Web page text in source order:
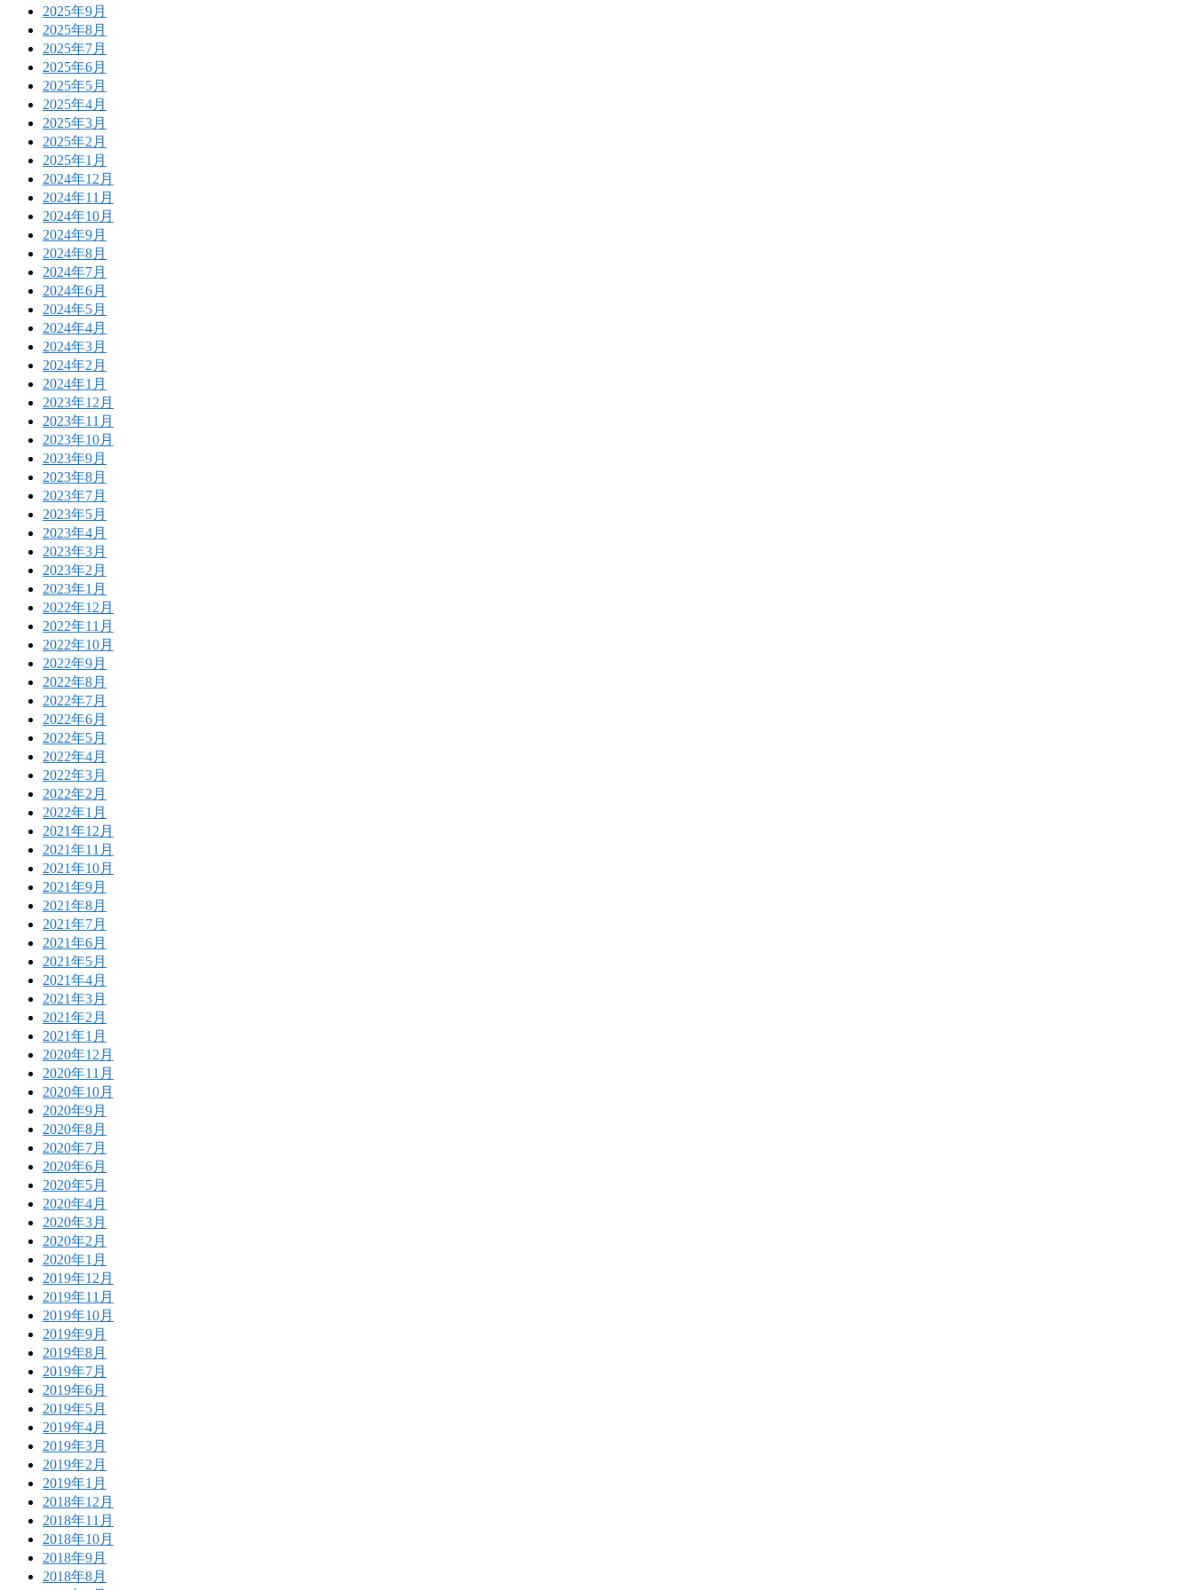
2025年9月
2025年8月
2025年7月
2025年6月
2025年5月
2025年4月
2025年3月
2025年2月
2025年1月
2024年12月
2024年11月
2024年10月
2024年9月
2024年8月
2024年7月
2024年6月
2024年5月
2024年4月
2024年3月
2024年2月
2024年1月
2023年12月
2023年11月
2023年10月
2023年9月
2023年8月
2023年7月
2023年5月
2023年4月
2023年3月
2023年2月
2023年1月
2022年12月
2022年11月
2022年10月
2022年9月
2022年8月
2022年7月
2022年6月
2022年5月
2022年4月
2022年3月
2022年2月
2022年1月
2021年12月
2021年11月
2021年10月
2021年9月
2021年8月
2021年7月
2021年6月
2021年5月
2021年4月
2021年3月
2021年2月
2021年1月
2020年12月
2020年11月
2020年10月
2020年9月
2020年8月
2020年7月
2020年6月
2020年5月
2020年4月
2020年3月
2020年2月
2020年1月
2019年12月
2019年11月
2019年10月
2019年9月
2019年8月
2019年7月
2019年6月
2019年5月
2019年4月
2019年3月
2019年2月
2019年1月
2018年12月
2018年11月
2018年10月
2018年9月
2018年8月